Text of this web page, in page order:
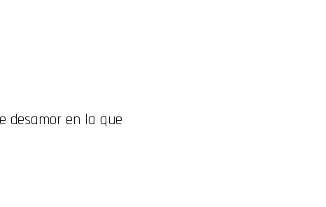
desamor en la que